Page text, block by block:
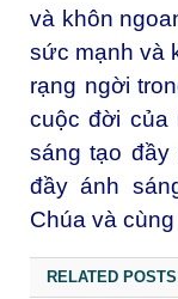
và khôn
sức mạnh và
rạng ngời
cuộc đời của
sáng tạo
đầy ánh
Chúa và
RELATED POSTS